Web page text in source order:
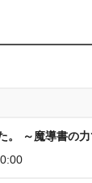
。 ～魔導書の